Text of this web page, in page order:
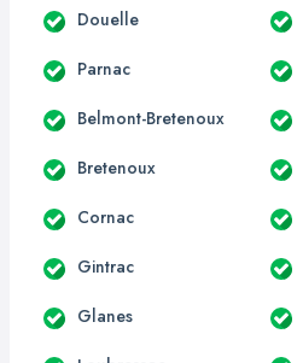
Douelle
Parnac
Belmont-Bretenoux
Bretenoux
Cornac
Gintrac
Glanes